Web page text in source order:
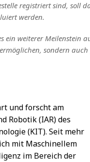
registriert sind, soll
werden.
ein weiterer Meilenstein
sondern
und forscht am
Robotik (IAR) des
(KIT). Seit mehr
mit Maschinellem
im Bereich der